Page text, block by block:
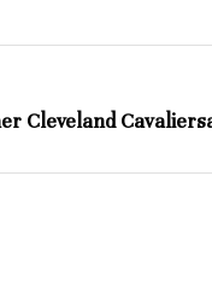
Cleveland